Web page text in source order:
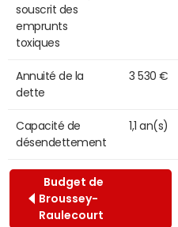
souscrit des
emprunts
toxiques
Annuité de la
dette
3 530 €
Capacité de
désendettement
1,1 an(s)
Budget de
Broussey-
Raulecourt